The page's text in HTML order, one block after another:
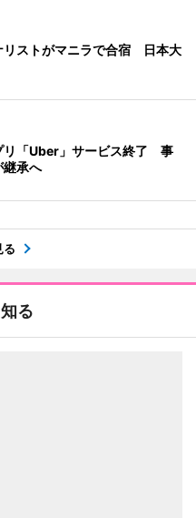
リストがマニラで合宿 日本大
リ「Uber」サービス終了 事
継承へ
る
る